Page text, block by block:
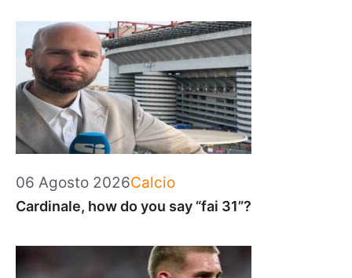
06 Agosto 2026Categorie
Calcio
Cardinale, how do you say “fai 31”?